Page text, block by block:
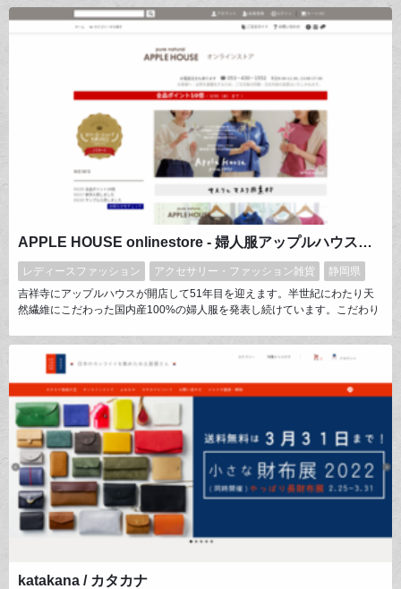
ど、人の手のぬくもりを宿しながら丁寧に作られた衣服。フィリピンの山岳
地帯で森林農法により作られたSISAM COFFEE。ものの背景がみえてくる
APPLE HOUSE onlinestore - 婦人服アップルハウス公式通販サイト -
レディースファッション アクセサリー・ファッション雑貨
静岡県
吉祥寺にアップルハウスが開店して51年目を迎えます。半世紀にわたり天
然繊維にこだわった国内産100%の婦人服を発表し続けています。こだわり
毎に展開しています。私が着たい服が母娘二代が着てくださる服に変わり、
今アップルハウスは母・娘・孫三代で着回せる服になりました。日常着にも
おでかけ着にもなるアップルハウスのよさをお確かめください。
katakana / カタカナ